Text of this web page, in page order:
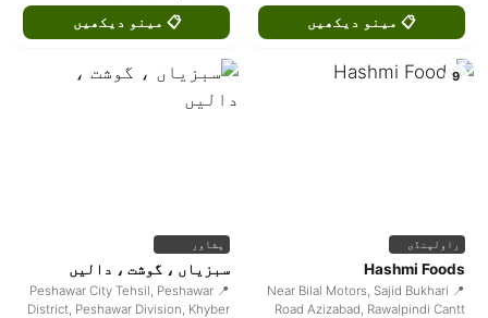
📋 مینو دیکھیں 📋 مینو دیکھیں
9
راولپنڈی
Hashmi Foods
📍 Near Bilal Motors, Sajid Bukhari
Road Azizabad, Rawalpindi Cantt
پشاور
سبزیاں ، گوشت ، دالیں
📍 Peshawar City Tehsil, Peshawar
District, Peshawar Division, Khyber